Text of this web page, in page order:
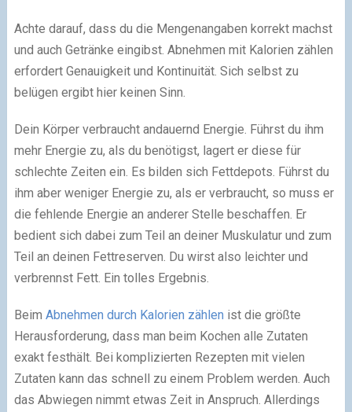
Achte darauf, dass du die Mengenangaben korrekt machst
und auch Getränke eingibst. Abnehmen mit Kalorien zählen
erfordert Genauigkeit und Kontinuität. Sich selbst zu
belügen ergibt hier keinen Sinn.
Dein Körper verbraucht andauernd Energie. Führst du ihm
mehr Energie zu, als du benötigst, lagert er diese für
schlechte Zeiten ein. Es bilden sich Fettdepots. Führst du
ihm aber weniger Energie zu, als er verbraucht, so muss er
die fehlende Energie an anderer Stelle beschaffen. Er
bedient sich dabei zum Teil an deiner Muskulatur und zum
Teil an deinen Fettreserven. Du wirst also leichter und
verbrennst Fett. Ein tolles Ergebnis.
Beim Abnehmen durch Kalorien zählen ist die größte
Herausforderung, dass man beim Kochen alle Zutaten
exakt festhält. Bei komplizierten Rezepten mit vielen
Zutaten kann das schnell zu einem Problem werden. Auch
das Abwiegen nimmt etwas Zeit in Anspruch. Allerdings